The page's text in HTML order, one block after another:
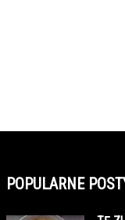
POPULARNE